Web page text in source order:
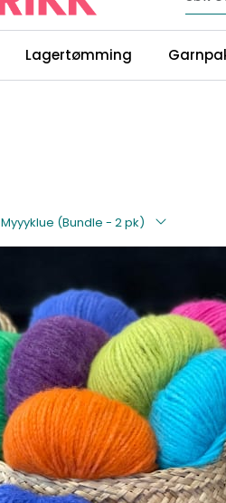
Lagertømming
Myyyklue (Bundle - 2 pk)